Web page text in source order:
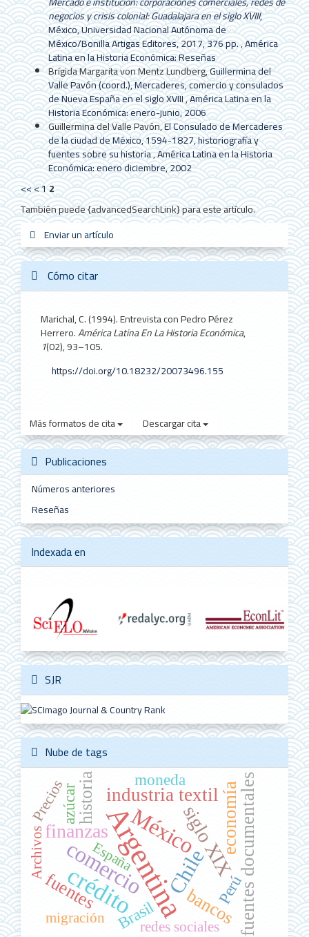
negocios y crisis colonial: Guadalajara en el siglo XVIII,
México, Universidad Nacional Autónoma de
México/Bonilla Artigas Editores, 2017, 376 pp.,América
Latina en la Historia Económica: Reseñas
Brígida Margarita von Mentz Lundberg,Guillermina del
Valle Pavón (coord.), Mercaderes, comercio y consulados
de Nueva España en el siglo XVIII,América Latina en la
Historia Económica: enero-junio, 2006
Guillermina del Valle Pavón,El Consulado de Mercaderes
de la ciudad de México, 1594-1827, historiografía y
fuentes sobre su historia,América Latina en la Historia
Económica: enero diciembre, 2002
<<<12
También puede {advancedSearchLink} para este artículo.
un
artículo
Enviar un artículo
Cómo citar
Marichal, C. (1994). Entrevista con Pedro Pérez
Herrero.América Latina En La Historia Económica,
1(02), 93–105.
https://doi.org/10.18232/20073496.155
Más formatos de cita Descargar cita
Publicaciones
Números anteriores
Reseñas
Indexada en
SJR
Nube de tags
Argentina
crédito
comercio
México
Chile
finanzas siglo XIXfuentes documentales
economía
industria textil
historia
fuentes bancos
Brasil
Perú
moneda
azúcar
Precios
Archivos España
migración
redes sociales
redes